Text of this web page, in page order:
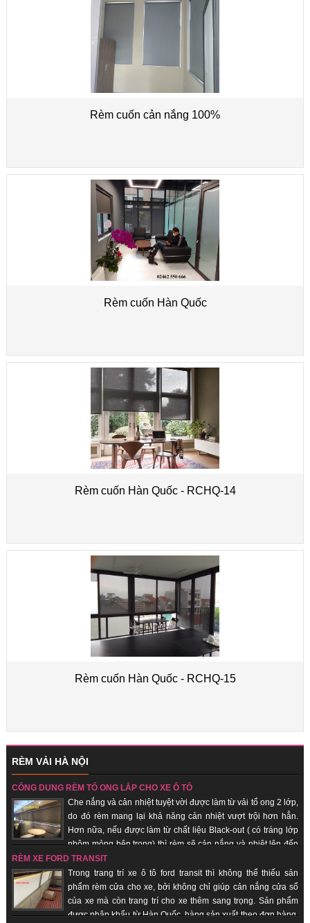
Rèm cuốn cản nắng 100%
Rèm cuốn Hàn Quốc
Rèm cuốn Hàn Quốc - RCHQ-14
Rèm cuốn Hàn Quốc - RCHQ-15
RÈM VẢI HÀ NỘI
CÔNG DỤNG RÈM TỔ ONG LẮP CHO XE Ô TÔ
Che nắng và cản nhiệt tuyệt vời được làm từ vải tổ ong 2 lớp,
do đó rèm mang lại khả năng cản nhiệt vượt trội hơn hẳn.
Hơn nữa, nếu được làm từ chất liệu Black-out ( có tráng lớp
nhôm mỏng bên trong) thì rèm sẽ cản nắng và nhiệt lên đến
100%. Hàng sản xuất theo đơn hàng, giao hàng nhanh, uy tín, chất lượng.
RÈM XE FORD TRANSIT
Trong trang trí xe ô tô ford transit thì không thể thiếu sản
phẩm rèm cửa cho xe, bởi không chỉ giúp cản nắng cửa sổ
của xe mà còn trang trí cho xe thêm sang trọng. Sản phẩm
được nhập khẩu từ Hàn Quốc, hàng sản xuất theo đơn hàng,